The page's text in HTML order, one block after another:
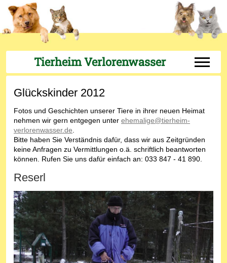
Tierheim Verlorenwasser Off-
Glückskinder 2012
Fotos und Geschichten unserer Tiere in ihrer neuen Heimat
nehmen wir gern entgegen unter ehemalige@tierheim-
verlorenwasser.de
Bitte haben Sie Verständnis dafür, dass wir aus Zeitgründen
keine Anfragen zu Vermittlungen o.ä. schriftlich beantworten
können. Rufen Sie uns dafür einfach an: 033 847 - 41 890.
Reserl